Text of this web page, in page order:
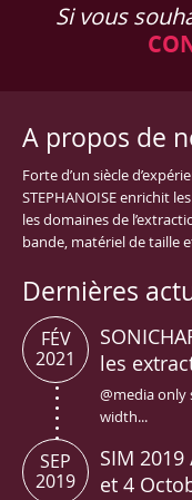
Si vous
A propos de
Forte d’un siècle
STEPHANOISE enrichit
les domaines de
bande, matériel de taille
Dernières
les
@media only
width...
FÉV
2021
SIM
et 4
SEP
2019